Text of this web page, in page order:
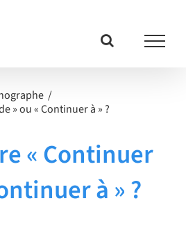
» ou « Continuer à » ?
« Continuer
à » ?